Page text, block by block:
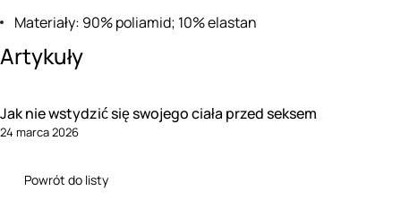
Materiały: 90% poliamid; 10% elastan
Artykuły
Jak nie wstydzić się swojego ciała przed seksem
24 marca 2026
Powrót do listy